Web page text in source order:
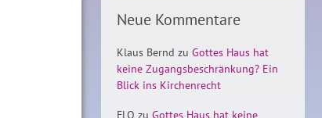
Neue Kommentare
Klaus Bernd zu Gottes Haus hat
keine Zugangsbeschränkung? Ein
Blick ins Kirchenrecht
FLO zu Gottes Haus hat keine